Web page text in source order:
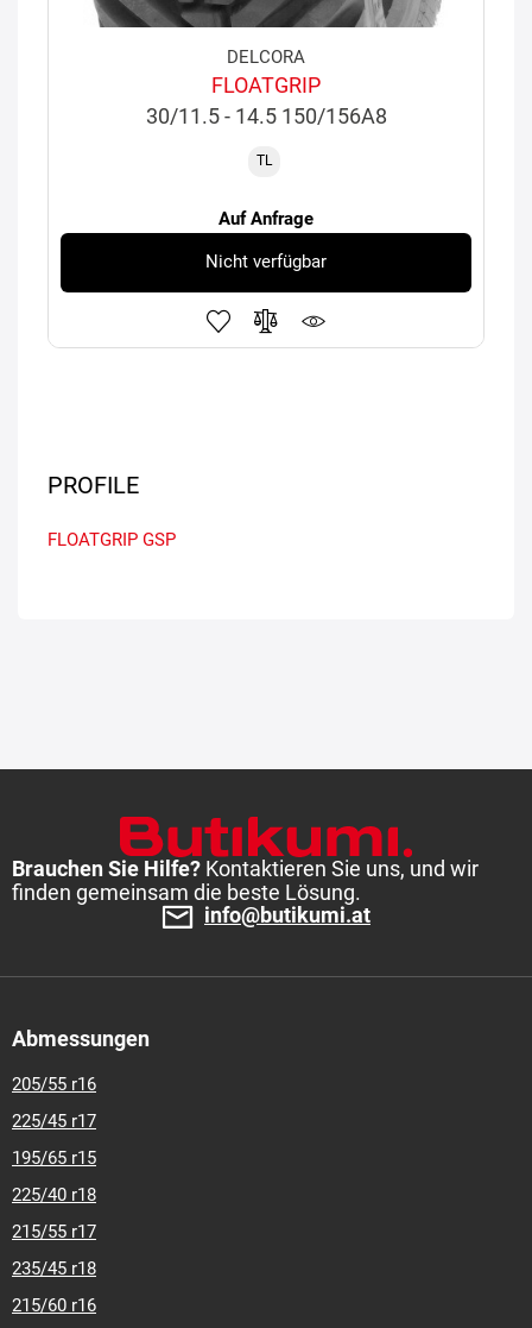
DELCORA
FLOATGRIP
30/11.5 - 14.5 150/156A8
TL
Auf Anfrage
Nicht verfügbar
PROFILE
FLOATGRIP GSP
Brauchen Sie Hilfe? Kontaktieren Sie uns, und wir
finden gemeinsam die beste Lösung.
info@butikumi.at
Abmessungen
205/55 r16
225/45 r17
195/65 r15
225/40 r18
215/55 r17
235/45 r18
215/60 r16